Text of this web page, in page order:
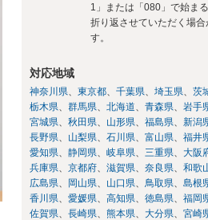
1」または「080」で始ま
折り返させていただく場合
す。
対応地域
神奈川県 東京都 千葉県 埼玉県
茨
栃木県
群馬県 北海道 青森県
岩手
宮城県
秋田県 山形県 福島県
新潟
長野県
山梨県 石川県 富山県
福井
愛知県
静岡県 岐阜県 三重県
大阪
兵庫県
京都府 滋賀県 奈良県
和歌
広島県
岡山県 山口県 鳥取県
島根
香川県
愛媛県 高知県 徳島県
福岡
佐賀県
長崎県 熊本県 大分県
宮崎